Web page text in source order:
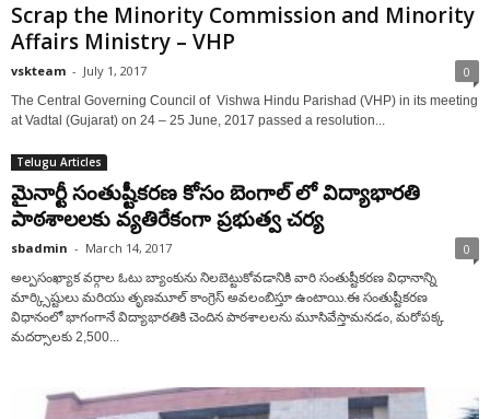
Scrap the Minority Commission and Minority
Affairs Ministry – VHP
vskteam - July 1, 2017 0
The Central Governing Council of Vishwa Hindu Parishad (VHP) in its meeting
at Vadtal (Gujarat) on 24 – 25 June, 2017 passed a resolution...
Telugu Articles
మైనార్టీ సంతుష్టీకరణ కోసం బెంగాల్ లో విద్యాభారతి
పాఠశాలలకు వ్యతిరేకంగా ప్రభుత్వ చర్య
sbadmin - March 14, 2017 0
అల్పసంఖ్యాక వర్గాల ఓటు బ్యాంకును నిలబెట్టుకోవడానికి వారి సంతుష్టీకరణ విధానాన్ని
మార్క్సిష్టులు మరియు తృణమూల్ కాంగ్రెస్ అవలంబిస్తూ ఉంటాయి.ఈ సంతుష్టీకరణ
విధానంలో భాగంగానే విద్యాభారతికి చెందిన పాఠశాలలను మూసివేస్తామనడం, మరోపక్క
మదర్సాలకు 2,500...